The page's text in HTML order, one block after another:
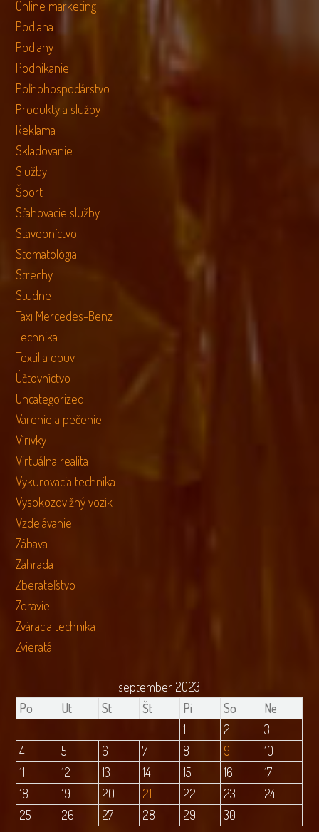
Online marketing
Podlaha
Podlahy
Podnikanie
Poľnohospodárstvo
Produkty a služby
Reklama
Skladovanie
Služby
Šport
Sťahovacie služby
Stavebníctvo
Stomatológia
Strechy
Studne
Taxi Mercedes-Benz
Technika
Textil a obuv
Účtovníctvo
Uncategorized
Varenie a pečenie
Vírivky
Virtuálna realita
Vykurovacia technika
Vysokozdvižný vozík
Vzdelávanie
Zábava
Záhrada
Zberateľstvo
Zdravie
Zváracia technika
Zvieratá
september 2023
Po
Ut St Št Pi So
Ne
1
2
3
4
5 6 7 8 9
10
11
12 13 14 15 16
17
18
19 20 21 22 23
24
25
26 27 28 29 30